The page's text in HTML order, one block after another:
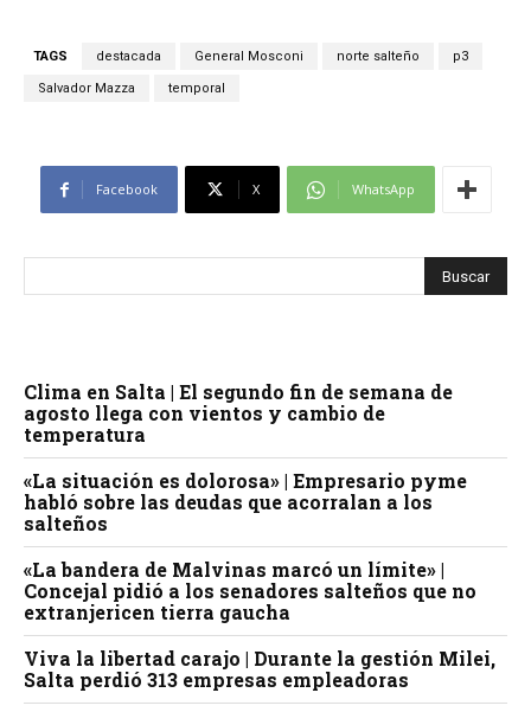
TAGS destacada General Mosconi norte salteño p3
Salvador Mazza temporal
Facebook X WhatsApp
Clima en Salta | El segundo fin de semana de
agosto llega con vientos y cambio de
temperatura
«La situación es dolorosa» | Empresario pyme
habló sobre las deudas que acorralan a los
salteños
«La bandera de Malvinas marcó un límite» |
Concejal pidió a los senadores salteños que no
extranjericen tierra gaucha
Viva la libertad carajo | Durante la gestión Milei,
Salta perdió 313 empresas empleadoras